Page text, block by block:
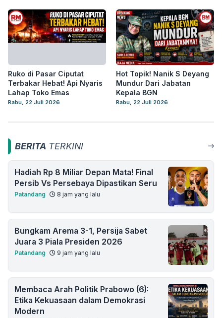
Ruko di Pasar Ciputat
Terbakar Hebat! Api Nyaris
Lahap Toko Emas
Rabu, 22 Juli 2026
Hot Topik! Nanik S Deyang
Mundur Dari Jabatan
Kepala BGN
Rabu, 22 Juli 2026
BERITA TERKINI
Hadiah Rp 8 Miliar Depan Mata! Final
Persib Vs Persebaya Dipastikan Seru
Patandang 8 jam yang lalu
Bungkam Arema 3-1, Persija Sabet
Juara 3 Piala Presiden 2026
Patandang 9 jam yang lalu
Membaca Arah Politik Prabowo (6):
Etika Kekuasaan dalam Demokrasi
Modern